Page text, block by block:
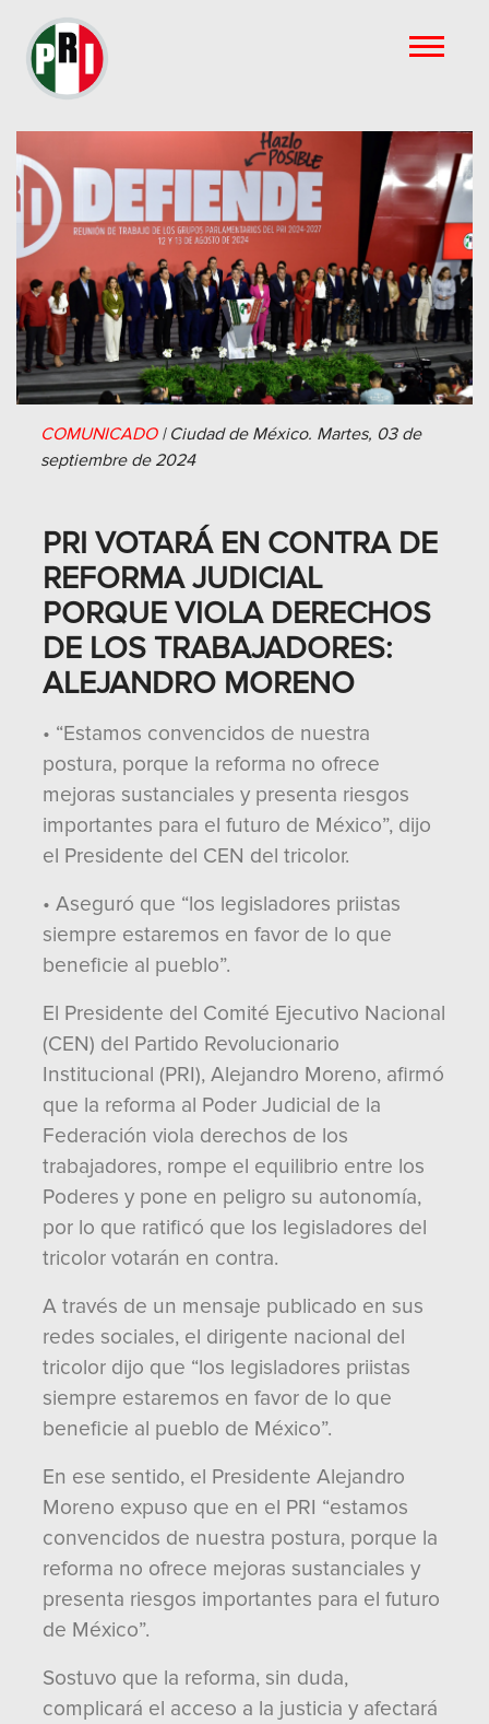
COMUNICADO| Ciudad de México. Martes, 03 de
septiembre de 2024
PRI VOTARÁ EN CONTRA DE
REFORMA JUDICIAL
PORQUE VIOLA DERECHOS
DE LOS TRABAJADORES:
ALEJANDRO MORENO
• “Estamos convencidos de nuestra
postura, porque la reforma no ofrece
mejoras sustanciales y presenta riesgos
importantes para el futuro de México”, dijo
el Presidente del CEN del tricolor.
• Aseguró que “los legisladores priistas
siempre estaremos en favor de lo que
beneficie al pueblo”.
El Presidente del Comité Ejecutivo Nacional
(CEN) del Partido Revolucionario
Institucional (PRI), Alejandro Moreno, afirmó
que la reforma al Poder Judicial de la
Federación viola derechos de los
trabajadores, rompe el equilibrio entre los
Poderes y pone en peligro su autonomía,
por lo que ratificó que los legisladores del
tricolor votarán en contra.
A través de un mensaje publicado en sus
redes sociales, el dirigente nacional del
tricolor dijo que “los legisladores priistas
siempre estaremos en favor de lo que
beneficie al pueblo de México”.
En ese sentido, el Presidente Alejandro
Moreno expuso que en el PRI “estamos
convencidos de nuestra postura, porque la
reforma no ofrece mejoras sustanciales y
presenta riesgos importantes para el futuro
de México”.
Sostuvo que la reforma, sin duda,
complicará el acceso a la justicia y afectará